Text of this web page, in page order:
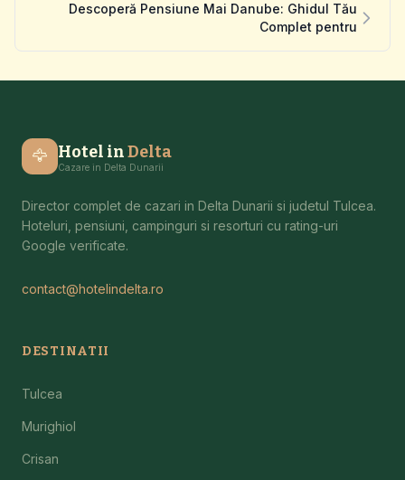
Descoperă Pensiune Mai Danube: Ghidul Tău
Complet pentru
🦅 Hotel inDelta
Cazare in Delta Dunarii
Director complet de cazari in Delta Dunarii si judetul Tulcea.
Hoteluri, pensiuni, campinguri si resorturi cu rating-uri
Google verificate.
contact@hotelindelta.ro
DESTINATII
Tulcea
Murighiol
Crisan